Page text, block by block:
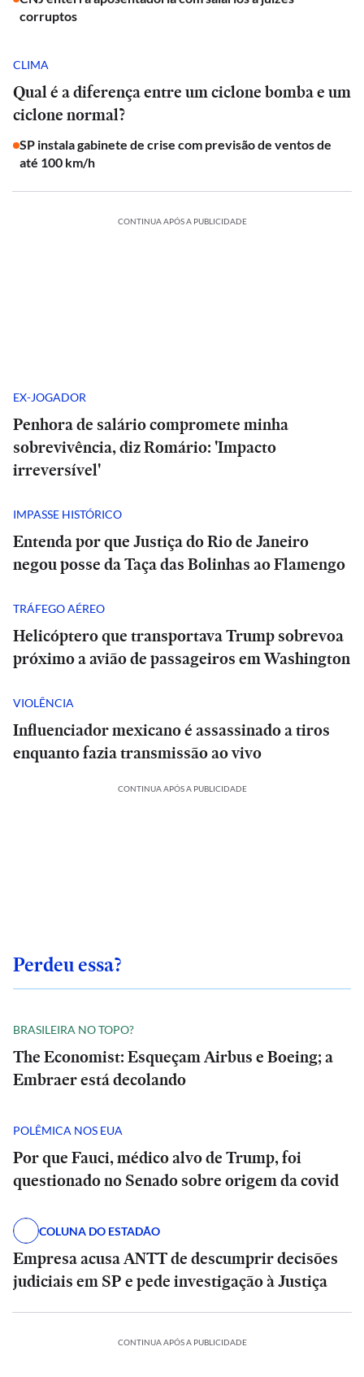
corruptos
CLIMA
Qual é a diferença entre um ciclone bomba e um
ciclone normal?
SP instala gabinete de crise com previsão de ventos de
até 100 km/h
CONTINUA APÓS A PUBLICIDADE
EX-JOGADOR
Penhora de salário compromete minha
sobrevivência, diz Romário: 'Impacto
irreversível'
IMPASSE HISTÓRICO
Entenda por que Justiça do Rio de Janeiro
negou posse da Taça das Bolinhas ao Flamengo
TRÁFEGO AÉREO
Helicóptero que transportava Trump sobrevoa
próximo a avião de passageiros em Washington
VIOLÊNCIA
Influenciador mexicano é assassinado a tiros
enquanto fazia transmissão ao vivo
CONTINUA APÓS A PUBLICIDADE
Perdeu essa?
BRASILEIRA NO TOPO?
The Economist: Esqueçam Airbus e Boeing; a
Embraer está decolando
POLÊMICA NOS EUA
Por que Fauci, médico alvo de Trump, foi
questionado no Senado sobre origem da covid
COLUNA DO ESTADÃO
Empresa acusa ANTT de descumprir decisões
judiciais em SP e pede investigação à Justiça
CONTINUA APÓS A PUBLICIDADE